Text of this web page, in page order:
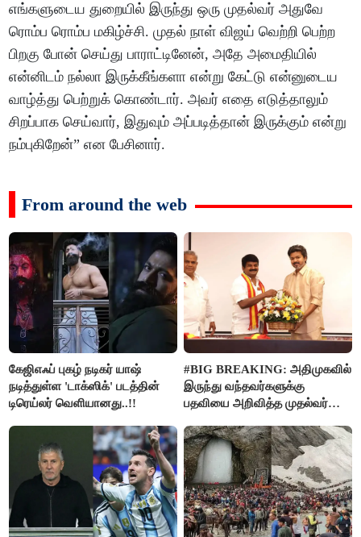
எங்களுடைய துறையில் இருந்து ஒரு முதல்வர் அதுவே
ரொம்ப ரொம்ப மகிழ்ச்சி. முதல் நாள் விஜய் வெற்றி பெற்ற
பிறகு போன் செய்து பாராட்டினேன், அதே அமைதியில்
என்னிடம் நல்லா இருக்கீங்களா என்று கேட்டு என்னுடைய
வாழ்த்து பெற்றுக் கொண்டார். அவர் எதை எடுத்தாலும்
சிறப்பாக செய்வார், இதுவும் அப்படித்தான் இருக்கும் என்று
நம்புகிறேன்” என பேசினார்.
From around the web
கேஜிஎஃப் புகழ் நடிகர் யாஷ்
நடித்துள்ள 'டாக்‌ஸிக்' படத்தின்
டிரெய்லர் வெளியானது..!!
#BIG BREAKING: அதிமுகவில்
இருந்து வந்தவர்களுக்கு
பதவியை அறிவித்த முதல்வர்